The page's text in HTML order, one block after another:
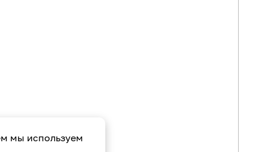
мы используем